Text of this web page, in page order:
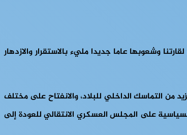
جديدا 2025 في سلسلة المشهد الأسبوعي، متمنين لقارتنا وشعوبها عاما جديدا مليء بالاستقرار والازدهار
من التماسك الداخلي للبلاد، والانفتاح على مختلف
على المجلس العسكري الانتقالي للعودة إلى